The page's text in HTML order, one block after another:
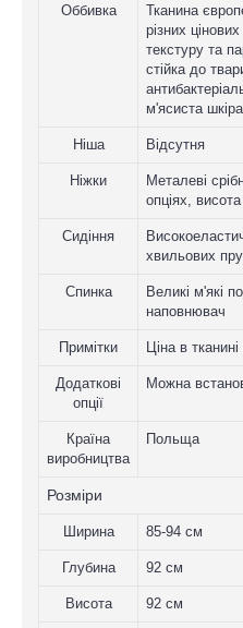
Оббивка
Тканина
різних
текстуру та
стійка до
м'ясиста шкіра
Ніша Відсутня
Ніжки
Металеві
опціях,
Сидіння
хвильових
Спинка
Великі м'які
наповнювач
Примітки Ціна в
Додаткові
опції
Можна
Країна
виробництва
Польща
Розміри
Ширина 85-94 см
Глубина 92 см
Висота 92 см